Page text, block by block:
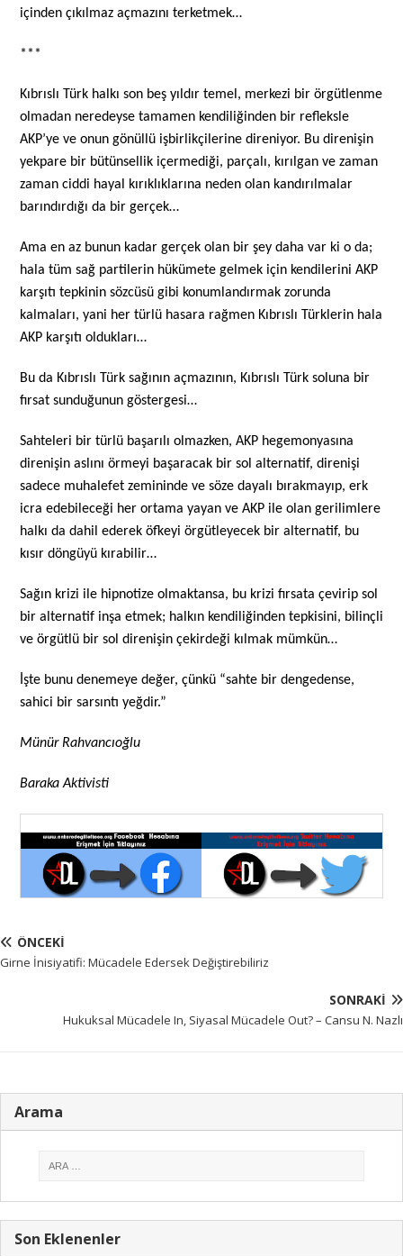
içinden çıkılmaz açmazını terketmek…
***
Kıbrıslı Türk halkı son beş yıldır temel, merkezi bir örgütlenme
olmadan neredeyse tamamen kendiliğinden bir refleksle
AKP’ye ve onun gönüllü işbirlikçilerine direniyor. Bu direnişin
yekpare bir bütünsellik içermediği, parçalı, kırılgan ve zaman
zaman ciddi hayal kırıklıklarına neden olan kandırılmalar
barındırdığı da bir gerçek…
Ama en az bunun kadar gerçek olan bir şey daha var ki o da;
hala tüm sağ partilerin hükümete gelmek için kendilerini AKP
karşıtı tepkinin sözcüsü gibi konumlandırmak zorunda
kalmaları, yani her türlü hasara rağmen Kıbrıslı Türklerin hala
AKP karşıtı oldukları…
Bu da Kıbrıslı Türk sağının açmazının, Kıbrıslı Türk soluna bir
fırsat sunduğunun göstergesi…
Sahteleri bir türlü başarılı olmazken, AKP hegemonyasına
direnişin aslını örmeyi başaracak bir sol alternatif, direnişi
sadece muhalefet zemininde ve söze dayalı bırakmayıp, erk
icra edebileceği her ortama yayan ve AKP ile olan gerilimlere
halkı da dahil ederek öfkeyi örgütleyecek bir alternatif, bu
kısır döngüyü kırabilir…
Sağın krizi ile hipnotize olmaktansa, bu krizi fırsata çevirip sol
bir alternatif inşa etmek; halkın kendiliğinden tepkisini, bilinçli
ve örgütlü bir sol direnişin çekirdeği kılmak mümkün…
İşte bunu denemeye değer, çünkü “sahte bir dengedense,
sahici bir sarsıntı yeğdir.”
Münür Rahvancıoğlu
Baraka Aktivisti
ÖNCEKI
Girne İnisiyatifi: Mücadele Edersek Değiştirebiliriz
SONRAKI
Hukuksal Mücadele In, Siyasal Mücadele Out? – Cansu N. Nazlı
Arama
Son Eklenenler